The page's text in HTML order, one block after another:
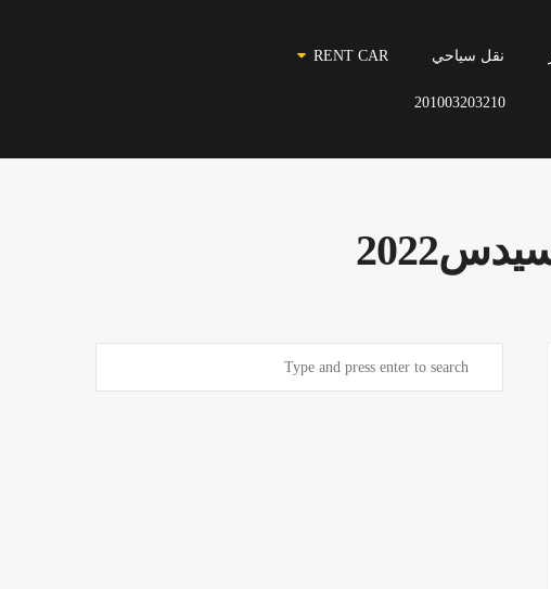
نقل سياحي RENT CAR
201003203210